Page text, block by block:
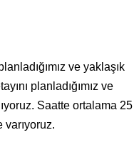
ve yaklaşık
planladığımız ve
Saatte ortalama 25
varıyoruz.